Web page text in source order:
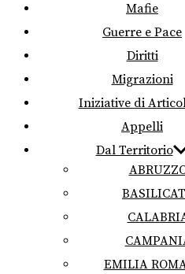
Mafie
Guerre e Pace
Diritti
Migrazioni
Iniziative di
Appelli
Dal Territorio
EMILIA